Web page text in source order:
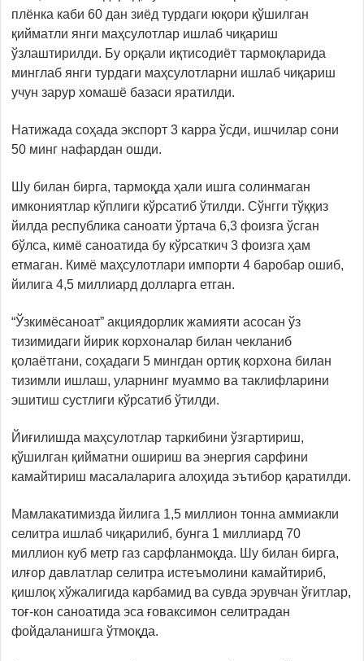
плёнка каби 60 дан зиёд турдаги юқори қўшилган
қийматли янги маҳсулотлар ишлаб чиқариш
ўзлаштирилди. Бу орқали иқтисодиёт тармоқларида
минглаб янги турдаги маҳсулотларни ишлаб чиқариш
учун зарур хомашё базаси яратилди.
Натижада соҳада экспорт 3 карра ўсди, ишчилар сони
50 минг нафардан ошди.
Шу билан бирга, тармоқда ҳали ишга солинмаган
имкониятлар кўплиги кўрсатиб ўтилди. Сўнгги тўққиз
йилда республика саноати ўртача 6,3 фоизга ўсган
бўлса, кимё саноатида бу кўрсаткич 3 фоизга ҳам
етмаган. Кимё маҳсулотлари импорти 4 баробар ошиб,
йилига 4,5 миллиард долларга етган.
“Ўзкимёсаноат” акциядорлик жамияти асосан ўз
тизимидаги йирик корхоналар билан чекланиб
қолаётгани, соҳадаги 5 мингдан ортиқ корхона билан
тизимли ишлаш, уларнинг муаммо ва таклифларини
эшитиш сустлиги кўрсатиб ўтилди.
Йиғилишда маҳсулотлар таркибини ўзгартириш,
қўшилган қийматни ошириш ва энергия сарфини
камайтириш масалаларига алоҳида эътибор қаратилди.
Мамлакатимизда йилига 1,5 миллион тонна аммиакли
селитра ишлаб чиқарилиб, бунга 1 миллиард 70
миллион куб метр газ сарфланмоқда. Шу билан бирга,
илғор давлатлар селитра истеъмолини камайтириб,
қишлоқ хўжалигида карбамид ва сувда эрувчан ўғитлар,
тоғ-кон саноатида эса ғоваксимон селитрадан
фойдаланишга ўтмоқда.